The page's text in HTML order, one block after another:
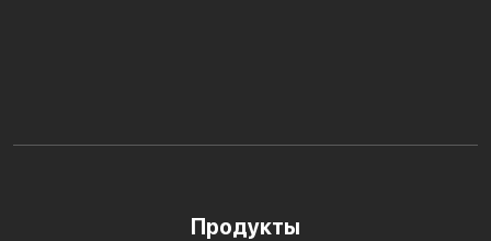
Продукты